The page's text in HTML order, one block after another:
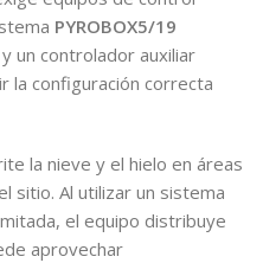
PYROBOX5/19
un controlador auxiliar
la configuración correcta
la nieve y el hielo en áreas
sitio. Al utilizar un sistema
el equipo distribuye
aprovechar